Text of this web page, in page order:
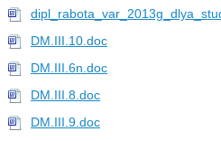
DM.III.10.doc
DM.III.6n.doc
DM.III.8.doc
DM.III.9.doc